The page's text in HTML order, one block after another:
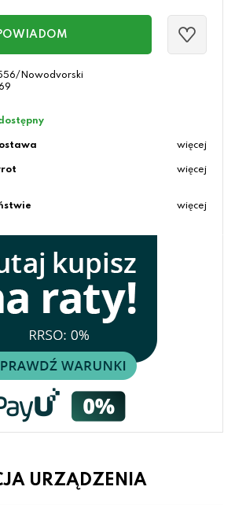
Nowodvorski
więcej
więcej
więcej
URZĄDZENIA